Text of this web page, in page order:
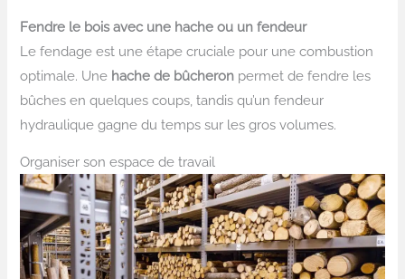
Fendre le bois avec une hache ou un fendeur
Le fendage est une étape cruciale pour une combustion
optimale. Une hache de bûcheron permet de fendre les
bûches en quelques coups, tandis qu’un fendeur
hydraulique gagne du temps sur les gros volumes.
Organiser son espace de travail